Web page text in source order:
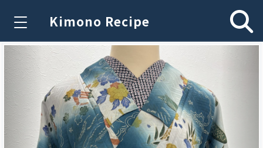
Kimono Recipe
Previous